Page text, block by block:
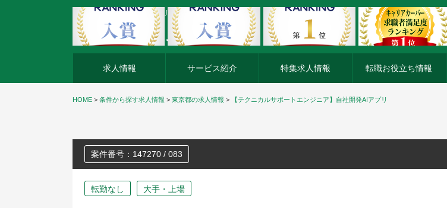
外資系企業の転職・キャリア転職ならアージスジャパン
求人情報 サービス紹介 特集求人情報 転職お役立ち情報
HOME > 条件から探す求人情報 > 東京都の求人情報 > 【テクニカルサポートエンジニア】自社開発AIアプリ
案件番号：147270 / 083
転勤なし 大手・上場